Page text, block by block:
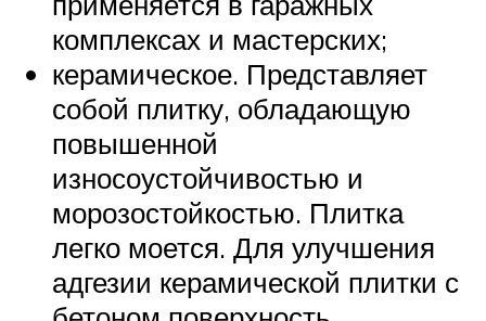
комплексах и мастерских;
керамическое. Представляет
собой плитку, обладающую
повышенной
износоустойчивостью и
морозостойкостью. Плитка
легко моется. Для улучшения
адгезии керамической плитки с